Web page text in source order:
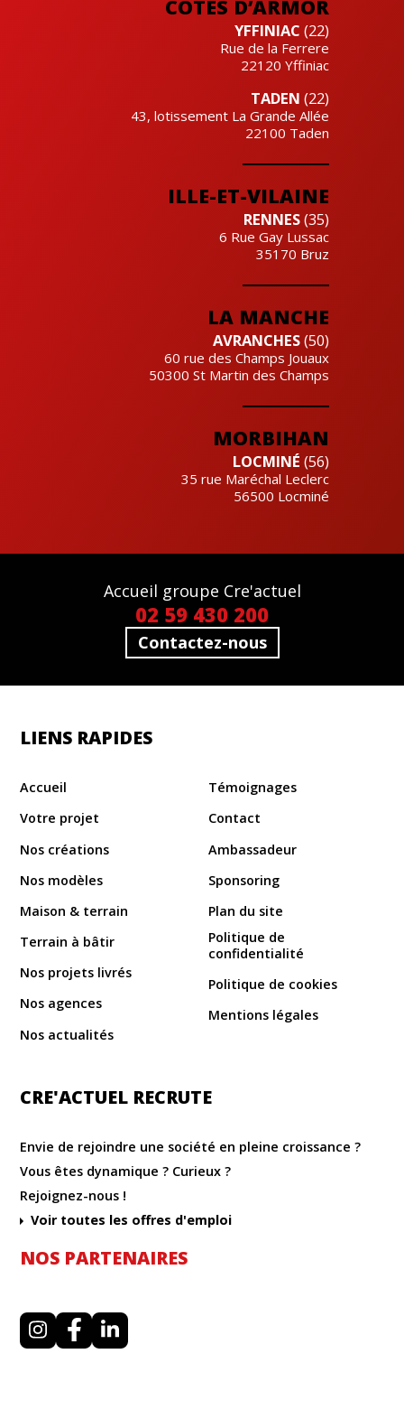
CÔTES D’ARMOR
YFFINIAC (22)
Rue de la Ferrere
22120 Yffiniac
TADEN (22)
43, lotissement La Grande Allée
22100 Taden
ILLE-ET-VILAINE
RENNES(35)
6 Rue Gay Lussac
35170 Bruz
LA MANCHE
AVRANCHES(50)
60 rue des Champs Jouaux
50300 St Martin des Champs
MORBIHAN
LOCMINÉ (56)
35 rue Maréchal Leclerc
56500 Locminé
Accueil groupe Cre'actuel
02 59 430 200
Contactez-nous
LIENS RAPIDES
Accueil
Votre projet
Nos créations
Nos modèles
Maison & terrain
Terrain à bâtir
Nos projets livrés
Nos agences
Nos actualités
Témoignages
Contact
Ambassadeur
Sponsoring
Plan du site
Politique de
confidentialité
Politique de cookies
Mentions légales
CRE'ACTUEL RECRUTE
Envie de rejoindre une société en pleine croissance ?
Vous êtes dynamique ? Curieux ?
Rejoignez-nous !
Voir toutes les offres d'emploi
NOS PARTENAIRES
I
n
F
a
L
i